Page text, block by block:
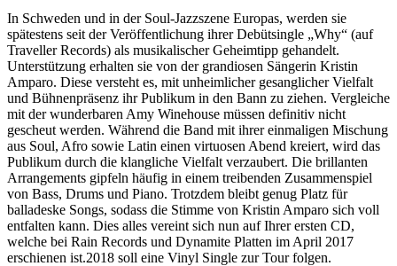
In Schweden und in der Soul-Jazzszene Europas, werden sie
spätestens seit der Veröffentlichung ihrer Debütsingle „Why“ (auf
Traveller Records) als musikalischer Geheimtipp gehandelt.
Unterstützung erhalten sie von der grandiosen Sängerin Kristin
Amparo. Diese versteht es, mit unheimlicher gesanglicher Vielfalt
und Bühnenpräsenz ihr Publikum in den Bann zu ziehen. Vergleiche
mit der wunderbaren Amy Winehouse müssen definitiv nicht
gescheut werden. Während die Band mit ihrer einmaligen Mischung
aus Soul, Afro sowie Latin einen virtuosen Abend kreiert, wird das
Publikum durch die klangliche Vielfalt verzaubert. Die brillanten
Arrangements gipfeln häufig in einem treibenden Zusammenspiel
von Bass, Drums und Piano. Trotzdem bleibt genug Platz für
balladeske Songs, sodass die Stimme von Kristin Amparo sich voll
entfalten kann. Dies alles vereint sich nun auf Ihrer ersten CD,
welche bei Rain Records und Dynamite Platten im April 2017
erschienen ist.2018 soll eine Vinyl Single zur Tour folgen.